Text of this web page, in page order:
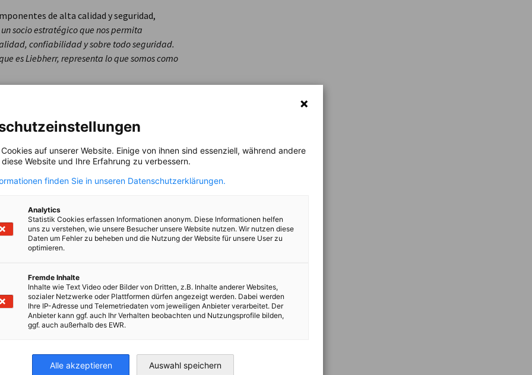
de alta calidad y seguridad,
un socio estratégico que nos permita
confiabilidad y sobre todo seguridad.
es Liebherr, representa lo que somos como
en grúas móviles y grúas sobre orugas. El
hasta la grúa para cargas pesadas de
de celosía sobre accionamientos
3000 toneladas. Estas grúas con
usan en obras de construcción en todo el
Por otra parte, un amplio
disponibilidad de grúas móviles y sobre
Liebherr en Ehingen ascendió a los 2,81 mil
gama de productos muy diversa. Se
de construcción. También ofrece
a muchos otros sectores.
los continentes. En 2024, el Grupo tuvo
negocios consolidada de más de 14.000
en la localidad de Kirchdorf an der Iller, al
auf unserer Website. Einige von ihnen sind essenziell, während andere
Website und Ihre Erfahrung zu verbessern.
finden Sie in unseren Datenschutzerklärungen.
Analytics
Statistik Cookies erfassen Informationen anonym. Diese Informationen helfen
uns zu verstehen, wie unsere Besucher unsere Website nutzen. Wir nutzen diese
Daten um Fehler zu beheben und die Nutzung der Website für unsere User zu
optimieren.
Fremde Inhalte
Inhalte wie Text Video oder Bilder von Dritten, z.B. Inhalte anderer Websites,
sozialer Netzwerke oder Plattformen dürfen angezeigt werden. Dabei werden
Ihre IP-Adresse und Telemetriedaten vom jeweiligen Anbieter verarbeitet. Der
Anbieter kann ggf. auch Ihr Verhalten beobachten und Nutzungsprofile bilden,
ggf. auch außerhalb des EWR.
Alle akzeptieren Auswahl speichern